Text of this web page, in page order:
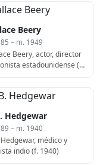
Beery
– m. 1949
Beery, actor, director
estadounidense (n.
Hedgewar
– m. 1940
Hedgewar, médico y
indio (f. 1940)